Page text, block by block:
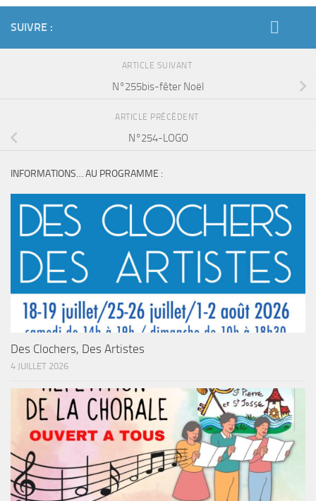
SUIVRE :
ARTICLE SUIVANT
N°255bis-fêter Noël
ARTICLE PRÉCÉDENT
N°254-LOGO
INFORMATIONS… AU PROGRAMME :
Des Clochers, Des Artistes
4 JUILLET 2026